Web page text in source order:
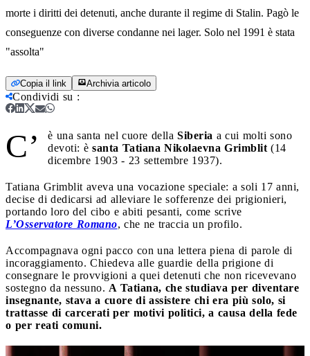
morte i diritti dei detenuti, anche durante il regime di Stalin. Pagò le
conseguenze con diverse condanne nei lager. Solo nel 1991 è stata
"assolta"
Copia il link Archivia articolo
Condividi su :
C’ è una santa nel cuore della Siberia a cui molti sono
devoti: è santa Tatiana Nikolaevna Grimblit (14
dicembre 1903 - 23 settembre 1937).
Tatiana Grimblit aveva una vocazione speciale: a soli 17 anni,
decise di dedicarsi ad alleviare le sofferenze dei prigionieri,
portando loro del cibo e abiti pesanti, come scrive
L’Osservatore Romano, che ne traccia un profilo.
Accompagnava ogni pacco con una lettera piena di parole di
incoraggiamento. Chiedeva alle guardie della prigione di
consegnare le provvigioni a quei detenuti che non ricevevano
sostegno da nessuno. A Tatiana, che studiava per diventare
insegnante, stava a cuore di assistere chi era più solo, si
trattasse di carcerati per motivi politici, a causa della fede
o per reati comuni.